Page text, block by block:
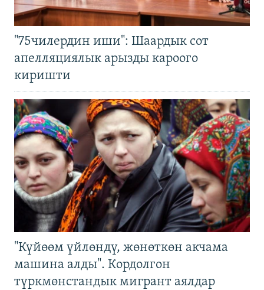
"75чилердин иши": Шаардык сот
апелляциялык арызды кароого
киришти
"Күйөөм үйлөндү, жөнөткөн акчама
машина алды". Кордолгон
түркмөнстандык мигрант аялдар